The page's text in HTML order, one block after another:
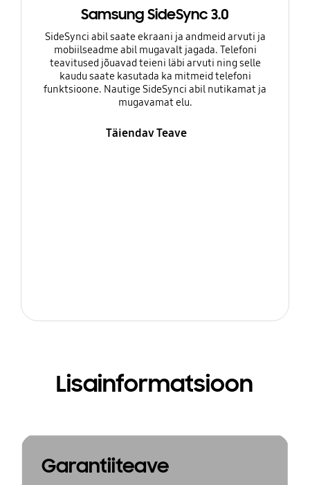
Samsung SideSync 3.0
SideSynci abil saate ekraani ja andmeid arvuti ja
mobiilseadme abil mugavalt jagada. Telefoni
teavitused jõuavad teieni läbi arvuti ning selle
kaudu saate kasutada ka mitmeid telefoni
funktsioone. Nautige SideSynci abil nutikamat ja
mugavamat elu.
Täiendav Teave
Lisainformatsioon
Garantiiteave